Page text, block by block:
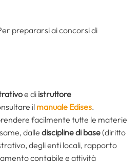
prepararsi ai concorsi di
e di istruttore
ilmanuale Edises.
facilmente tutte le materie
dalle discipline di base(diritto
degli enti locali, rapporto
contabile e attività